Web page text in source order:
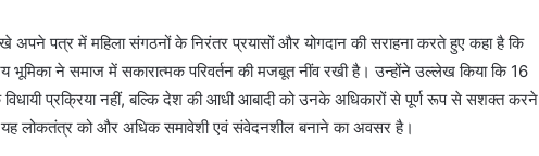
अपने पत्र में महिला संगठनों के निरंतर प्रयासों और योगदान की सराहना करते हुए कहा है कि
ने समाज में सकारात्मक परिवर्तन की मजबूत नींव रखी है। उन्होंने उल्लेख किया कि 16
प्रक्रिया नहीं, बल्कि देश की आधी आबादी को उनके अधिकारों से पूर्ण रूप से सशक्त करने
यह लोकतंत्र को और अधिक समावेशी एवं संवेदनशील बनाने का अवसर है।